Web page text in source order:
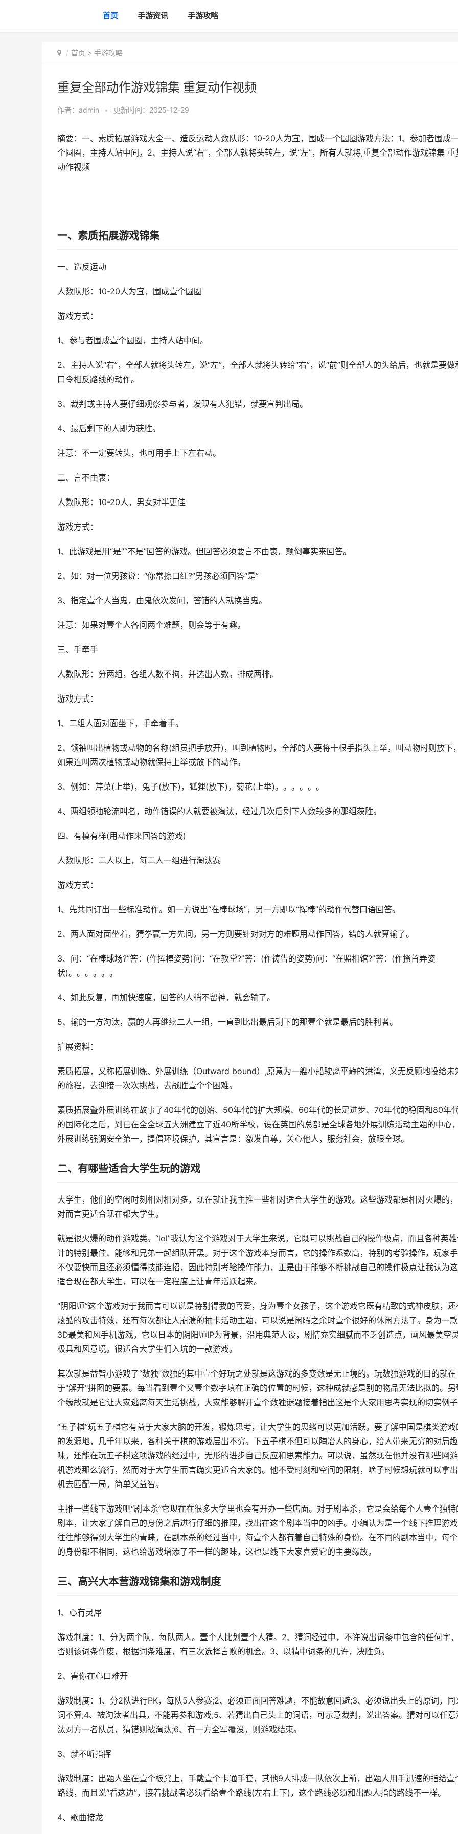
首页 手游资讯 手游攻略
首页 > 手游攻略
重复全部动作游戏锦集 重复动作视频
作者： admin • 更新时间：2025-12-29
摘要：一、素质拓展游戏大全一、造反运动人数队形：10-20人为宜，围成一个圆圈游戏方法：1、参加者围成
个圆圈，主持人站中间。2、主持人说“右”，全部人就将头转左，说“左”，所有人就将,重复全部动作游戏锦集 重
动作视频
一、素质拓展游戏锦集
一、造反运动
人数队形：10-20人为宜，围成壹个圆圈
游戏方式：
1、参与者围成壹个圆圈，主持人站中间。
2、主持人说“右”，全部人就将头转左，说“左”，全部人就将头转给“右”，说“前”则全部人的头给后，也就是要做
口令相反路线的动作。
3、裁判或主持人要仔细观察参与者，发现有人犯错，就要宣判出局。
4、最后剩下的人即为获胜。
注意：不一定要转头，也可用手上下左右动。
二、言不由衷：
人数队形：10-20人，男女对半更佳
游戏方式：
1、此游戏是用“是”“不是”回答的游戏。但回答必须要言不由衷，颠倒事实来回答。
2、如：对一位男孩说：“你常擦口红?”男孩必须回答“是”
3、指定壹个人当鬼，由鬼依次发问，答错的人就换当鬼。
注意：如果对壹个人各问两个难题，则会等于有趣。
三、手牵手
人数队形：分两组，各组人数不拘，并选出人数。排成两排。
游戏方式：
1、二组人面对面坐下，手牵着手。
2、领袖叫出植物或动物的名称(组员把手放开)，叫到植物时，全部的人要将十根手指头上举，叫动物时则放下，
如果连叫两次植物或动物就保持上举或放下的动作。
3、例如：芹菜(上举)，兔子(放下)，狐狸(放下)，菊花(上举)。。。。。。
4、两组领袖轮流叫名，动作错误的人就要被淘汰，经过几次后剩下人数较多的那组获胜。
四、有模有样(用动作来回答的游戏)
人数队形：二人以上，每二人一组进行淘汰赛
游戏方式：
1、先共同订出一些标准动作。如一方说出“在棒球场”，另一方即以“挥棒”的动作代替口语回答。
2、两人面对面坐着，猜拳赢一方先问，另一方则要针对对方的难题用动作回答，错的人就算输了。
3、问：“在棒球场?”答：(作挥棒姿势)问：“在教堂?”答：(作祷告的姿势)问：“在照相馆?”答：(作搔首弄姿
状)。。。。。。
4、如此反复，再加快速度，回答的人稍不留神，就会输了。
5、输的一方淘汰，赢的人再继续二人一组，一直到比出最后剩下的那壹个就是最后的胜利者。
扩展资料：
素质拓展，又称拓展训练、外展训练（Outward bound）,原意为一艘小船驶离平静的港湾，义无反顾地投给未
的旅程，去迎接一次次挑战，去战胜壹个个困难。
素质拓展暨外展训练在故事了40年代的创始、50年代的扩大规模、60年代的长足进步、70年代的稳固和80年
的国际化之后，到已在全全球五大洲建立了近40所学校，设在英国的总部是全球各地外展训练活动主题的中心，
外展训练强调安全第一，提倡环境保护，其宣言是：激发自尊，关心他人，服务社会，放眼全球。
二、有哪些适合大学生玩的游戏
大学生，他们的空闲时刻相对相对多，现在就让我主推一些相对适合大学生的游戏。这些游戏都是相对火爆的
对而言更适合现在都大学生。
就是很火爆的动作游戏类。“lol”我认为这个游戏对于大学生来说，它既可以挑战自己的操作极点，而且各种英
计的特别最佳、能够和兄弟一起组队开黑。对于这个游戏本身而言，它的操作系数高，特别的考验操作，玩家
不仅要快而且还必须懂得技能连招，因此特别考验操作能力，正是由于能够不断挑战自己的操作极点让我认为
适合现在都大学生，可以在一定程度上让青年活跃起来。
“阴阳师”这个游戏对于我而言可以说是特别得我的喜爱，身为壹个女孩子，这个游戏它既有精致的式神皮肤，还
炫酷的攻击特效，还有每次都让人崩溃的抽卡活动主题，可以说是闲暇之余时壹个很好的休闲方法了。身为一款
3D最美和风手机游戏，它以日本的阴阳师IP为背景，沿用典范人设，剧情充实细腻而不乏创造点，画风最美空灵
极具和风意境。很适合大学生们入坑的一款游戏。
其次就是益智小游戏了“数独”数独的其中壹个好玩之处就是这游戏的多变数是无止境的。玩数独游戏的目的就在
于"解开"拼图的要素。每当看到壹个又壹个数字填在正确的位置的时候，这种成就感是别的物品无法比拟的。另
个缘故就是它让大家逃离每天生活挑战，大家能够解开壹个数独谜题接着指出这是个大家用思考实现的切实例子
“五子棋”玩五子棋它有益于大家大脑的开发，锻炼思考，让大学生的思绪可以更加活跃。要了解中国是棋类游戏
的发源地，几千年以来，各种关于棋的游戏层出不穷。下五子棋不但可以陶冶人的身心，给人带来无穷的对局趣
味，还能在玩五子棋这项游戏的经过中，无形的进步自己反应和思索能力。可以说，虽然现在他并没有哪些网
机游戏那么流行，然而对于大学生而言确实更适合大家的。他不受时刻和空间的限制，啥子时候想玩就可以拿
机去匹配一局，简单又益智。
主推一些线下游戏吧“剧本杀”它现在在很多大学里也会有开办一些店面。对于剧本杀，它是会给每个人壹个独特
剧本，让大家了解自己的身份之后进行仔细的推理，找出在这个剧本当中的凶手。小编认为是一个线下推理游戏
往往能够得到大学生的青睐，在剧本杀的经过当中，每壹个人都有着自己特殊的身份。在不同的剧本当中，每
的身份都不相同，这也给游戏增添了不一样的趣味，这也是线下大家喜爱它的主要缘故。
三、高兴大本营游戏锦集和游戏制度
1、心有灵犀
游戏制度：1、分为两个队，每队两人。壹个人比划壹个人猜。2、猜词经过中，不许说出词条中包含的任何字，
否则该词条作废，根据词条难度，有三次选择言败的机会。3、以猜中词条的几许，决胜负。
2、害你在心口难开
游戏制度：1、分2队进行PK，每队5人参赛;2、必须正面回答难题，不能故意回避;3、必须说出头上的原词，同
词不算;4、被淘汰者出具，不能再参和游戏;5、若猜出自己头上的词语，可示意裁判，说出答案。猜对可以任意
汰对方一名队员，猜错则被淘汰;6、有一方全军覆没，则游戏结束。
3、就不听指挥
游戏制度：出题人坐在壹个板凳上，手戴壹个卡通手套，其他9人排成一队依次上前，出题人用手迅速的指给壹
路线，而且说“看这边”，接着挑战者必须看给壹个路线(左右上下)，这个路线必须和出题人指的路线不一样。
4、歌曲接龙